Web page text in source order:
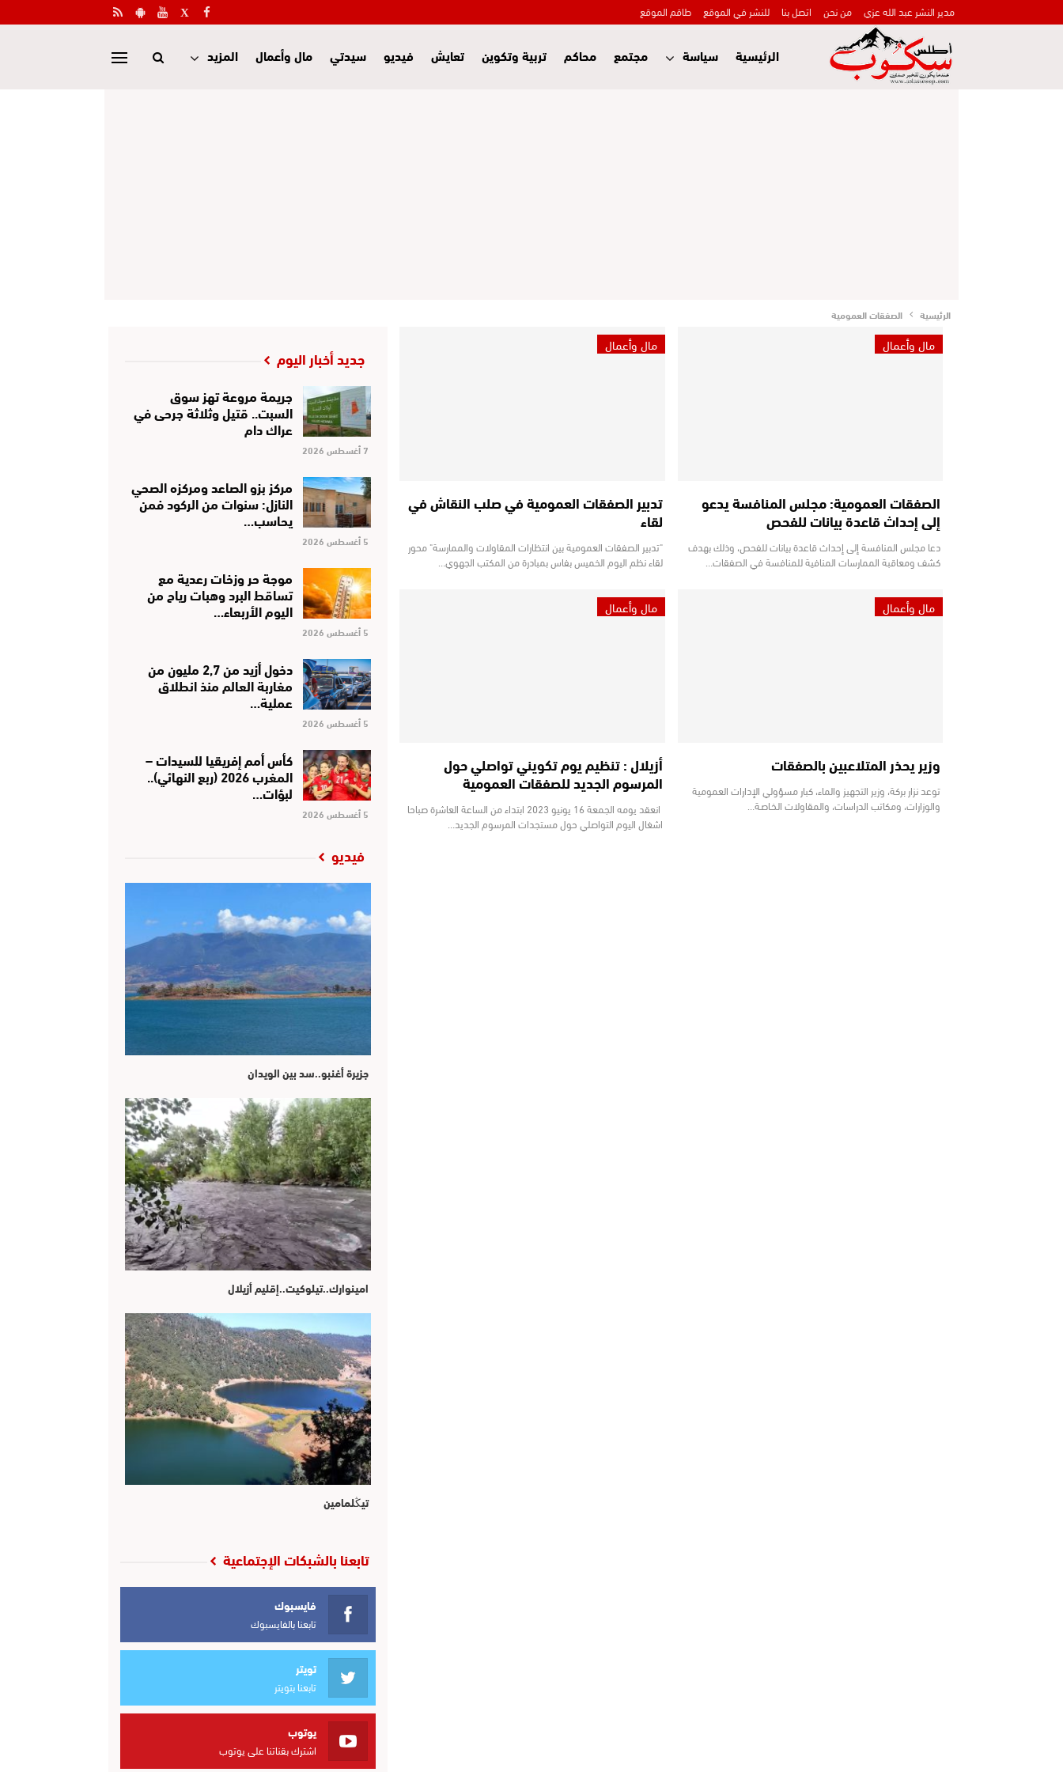
مدير النشر عبد الله عزي من نحن اتصل بنا للنشر في الموقع طاقم الموقع
الرئيسية سياسة مجتمع محاكم تربية وتكوين تعايش فيديو سيدتي مال وأعمال المزيد
الرئيسية الصفقات العمومية
مال وأعمال
الصفقات العمومية: مجلس المنافسة يدعو
إلى إحداث قاعدة بيانات للفحص
دعا مجلس المنافسة إلى إحداث قاعدة بيانات للفحص، وذلك بهدف
كشف ومعاقبة الممارسات المنافية للمنافسة في الصفقات…
مال وأعمال
تدبير الصفقات العمومية في صلب النقاش في
لقاء
"تدبير الصفقات العمومية بين انتظارات المقاولات والممارسة" محور
لقاء نظم اليوم الخميس بفاس بمبادرة من المكتب الجهوي…
مال وأعمال
وزير يحذر المتلاعبين بالصفقات
توعد نزار بركة، وزير التجهيز والماء، كبار مسؤولي الإدارات العمومية
والوزارات، ومكاتب الدراسات، والمقاولات الـخـاصـة…
مال وأعمال
أزيلال : تنظيم يوم تكويني تواصلي حول
المرسوم الجديد للصفقات العمومية
انعقد يومه الجمعة 16 يونيو 2023 ابتداء من الساعة العاشرة صباحا
اشغال اليوم التواصلي حول مستجدات المرسوم الجديد…
جديد أخبار اليوم
جريمة مروعة تهز سوق
السبت.. قتيل وثلاثة جرحى في
عراك دام
7 أغسطس 2026
مركز بزو الصاعد ومركزه الصحي
النازل: سنوات من الركود فمن
يحاسب…
5 أغسطس 2026
موجة حر وزخات رعدية مع
تساقط البرد وهبات رياح من
اليوم الأربعاء…
5 أغسطس 2026
دخول أزيد من 2,7 مليون من
مغاربة العالم منذ انطلاق
عملية…
5 أغسطس 2026
كأس أمم إفريقيا للسيدات –
المغرب 2026 (ربع النهائي)..
لبؤات…
5 أغسطس 2026
فيديو
جزيرة أغنبو..سد بين الويدان
امينوارك..تيلوكيت..إقليم أزيلال
تيڭلمامين
تابعنا بالشبكات الإجتماعية
فايسبوك
تابعنا بالفايسبوك
تويتر
تابعنا بتويتر
يوتوب
اشترك بقناتنا على يوتوب